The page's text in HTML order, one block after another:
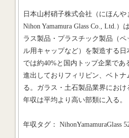
日本山村硝子株式会社（にほん
Nihon Yamamura Glass Co., Ltd.
ラス製品・プラスチック製品（
ル用キャップなど）を製造する
では約40%と国内トップ企業で
進出しておりフィリピン、ベト
る。ガラス・土石製品業界にお
年収は平均より高い部類に入る。
年収タグ： NihonYamamuraGlass